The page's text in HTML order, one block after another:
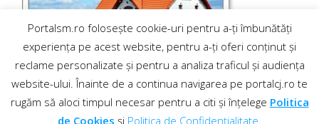
Portalsm.ro folosește cookie-uri pentru a-ți îmbunătăți
experiența pe acest website, pentru a-ți oferi conținut și
reclame personalizate și pentru a analiza traficul și audiența
website-ului. Înainte de a continua navigarea pe portalcj.ro te
rugăm să aloci timpul necesar pentru a citi și înțelege Politica
de Cookies și Politica de Confidențialitate